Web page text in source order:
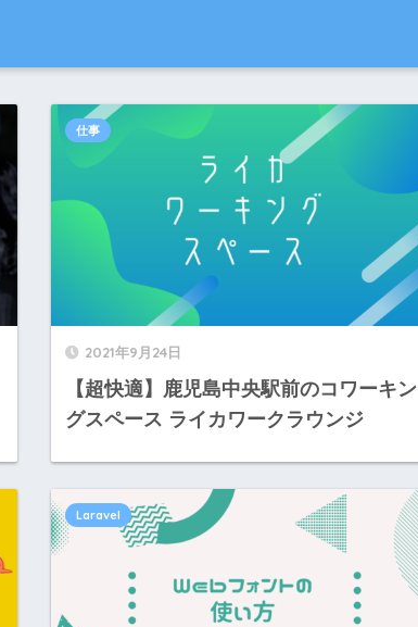
2021年9月24日
【超快適】鹿児島中央駅前のコワーキン
グスペース ライカワークラウンジ
仕事
Laravel